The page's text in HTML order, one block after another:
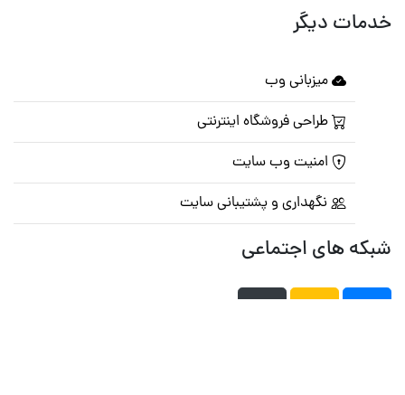
خدمات دیگر
میزبانی وب
طراحی فروشگاه اینترنتی
امنیت وب سایت
نگهداری و پشتیبانی سایت
شبکه های اجتماعی